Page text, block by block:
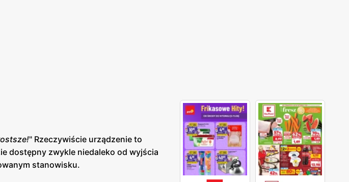
" Rzeczywiście urządzenie to
dostępny zwykle niedaleko od wyjścia
stanowisku.